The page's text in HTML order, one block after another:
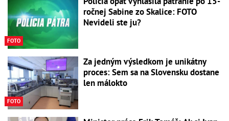
FOTO
ročnej Sabine zo Skalice: FOTO
Nevideli ste ju?
FOTO
Za jedným výsledkom je unikátny
proces: Sem sa na Slovensku dostane
len málokto